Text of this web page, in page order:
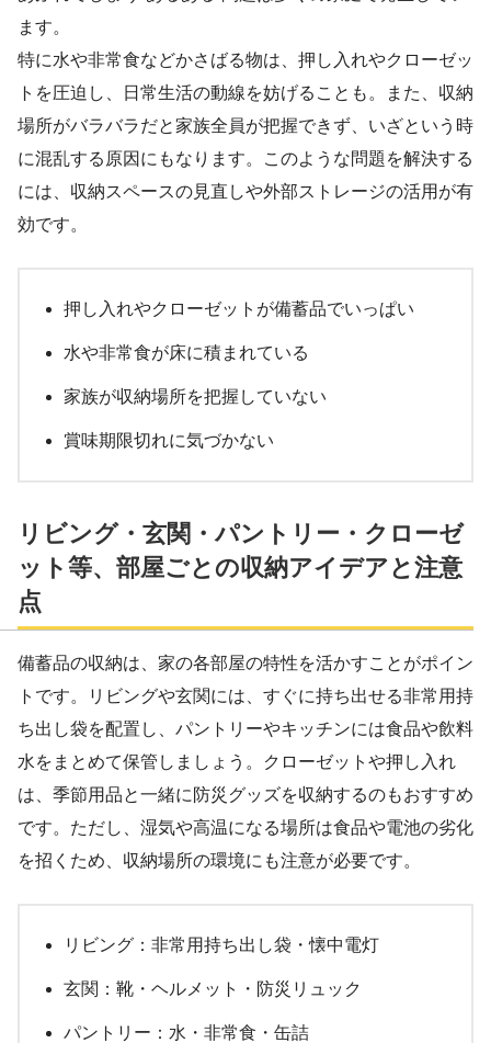
ます。
特に水や非常食などかさばる物は、押し入れやクローゼッ
トを圧迫し、日常生活の動線を妨げることも。また、収納
場所がバラバラだと家族全員が把握できず、いざという時
に混乱する原因にもなります。このような問題を解決する
には、収納スペースの見直しや外部ストレージの活用が有
効です。
押し入れやクローゼットが備蓄品でいっぱい
水や非常食が床に積まれている
家族が収納場所を把握していない
賞味期限切れに気づかない
リビング・玄関・パントリー・クローゼ
ット等、部屋ごとの収納アイデアと注意
点
備蓄品の収納は、家の各部屋の特性を活かすことがポイン
トです。リビングや玄関には、すぐに持ち出せる非常用持
ち出し袋を配置し、パントリーやキッチンには食品や飲料
水をまとめて保管しましょう。クローゼットや押し入れ
は、季節用品と一緒に防災グッズを収納するのもおすすめ
です。ただし、湿気や高温になる場所は食品や電池の劣化
を招くため、収納場所の環境にも注意が必要です。
リビング：非常用持ち出し袋・懐中電灯
玄関：靴・ヘルメット・防災リュック
パントリー：水・非常食・缶詰